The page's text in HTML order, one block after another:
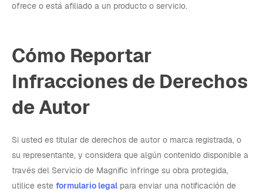
ofrece o está afiliado a un producto o servicio.
Cómo Reportar
Infracciones de Derechos
de Autor
Si usted es titular de derechos de autor o marca registrada, o
su representante, y considera que algún contenido disponible a
través del Servicio de Magnific infringe su obra protegida,
utilice este formulario legal para enviar una notificación de